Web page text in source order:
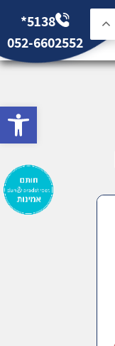
*5138
052-6602552